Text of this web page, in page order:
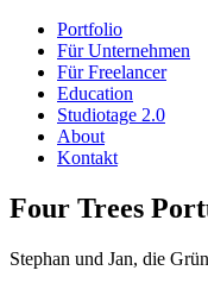
Portfolio
Für Unternehmen
Für Freelancer
Education
Studiotage 2.0
About
Kontakt
Four Trees
Stephan und Jan, die